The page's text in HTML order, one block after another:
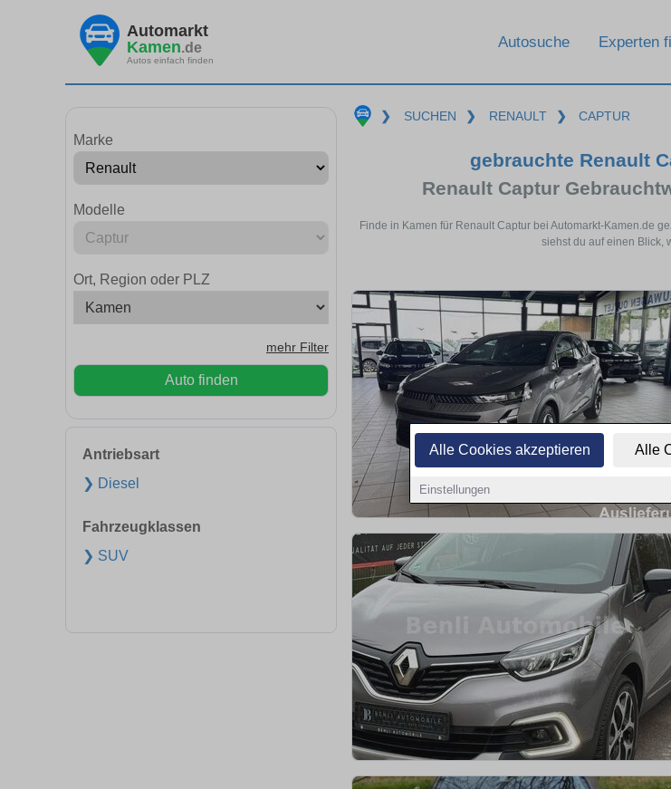
Alle Cookies akzeptieren Alle
Einstellungen
Automarkt
Kamen.de
Autos einfach finden
Autosuche Experten
Marke
Modelle
Ort, Region oder PLZ
mehr Filter
Auto finden
Antriebsart
❯ Diesel
Fahrzeugklassen
❯ SUV
❯ SUCHEN ❯ RENAULT ❯ CAPTUR
gebrauchte Renault
Renault Captur
Finde in Kamen für Renault Captur bei Automarkt-Kamen.de
siehst du auf einen Blick,